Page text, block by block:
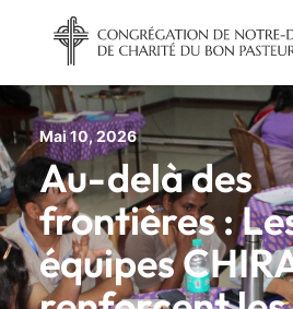
Mai 10, 2026
Au-delà des
frontières :
équipes